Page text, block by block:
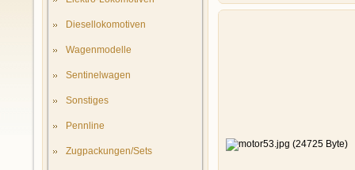
Diesellokomotiven
Wagenmodelle
Sentinelwagen
Sonstiges
Pennline
Zugpackungen/Sets